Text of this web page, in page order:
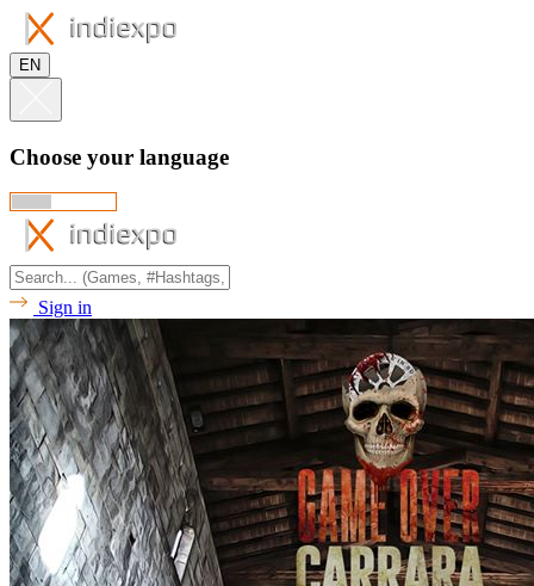
EN
Choose your language
Sign in